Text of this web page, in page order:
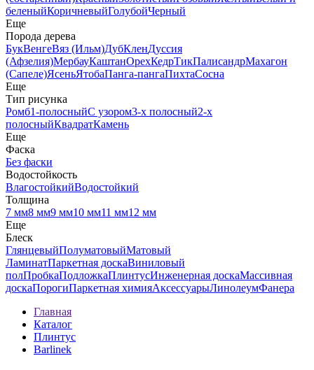
беленыйКоричневыйГолубойЧерный
Еще
Порода дерева
БукВенгеВяз (Ильм)ДубКленДуссия
(Афзелия)МербауКаштанОрехКедрТикПалисандрМахагон
(Сапеле)ЯсеньЯтобаПанга-пангаПихтаСосна
Еще
Тип рисунка
Ромб1-полосныйС узором3-х полосный2-х
полосныйКвадратКамень
Еще
Фаска
Без фаски
Водостойкость
ВлагостойкийВодостойкий
Толщина
7 мм8 мм9 мм10 мм11 мм12 мм
Еще
Блеск
ГлянцевыйПолуматовыйМатовый
ЛаминатПаркетная доскаВиниловый
полПробкаПодложкаПлинтусИнженерная доскаМассивная
доскаПорогиПаркетная химияАксессуарыЛинолеумФанера
Главная
Каталог
Плинтус
Barlinek